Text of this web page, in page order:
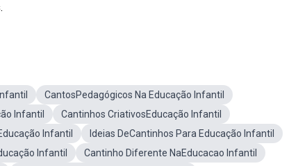
CantosPedagógicos Na Educação Infantil
Infantil
Cantinhos CriativosEducação Infantil
Infantil
Ideias DeCantinhos Para Educação Infantil
Infantil
Cantinho Diferente NaEducacao Infantil